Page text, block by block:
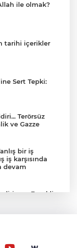
ile olmak?
tarihi içerikler
Sert Tepki:
Terörsüz
ve Gazze
bir iş
iş karşısında
devam
Emekli
İşte yeni